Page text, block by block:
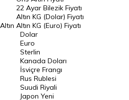
Dolar Kuru
Euro Kuru
Pound Kuru
Frank Kuru
Riyal Kuru
Avustralya Doları
Altın
22 Ayar Bilezik Fiyatı
Altın KG (Dolar) Fiyatı
Altın KG (Euro) Fiyatı
Dolar
Euro
Sterlin
Kanada Doları
İsviçre Frangı
Rus Rublesi
Suudi Riyali
Japon Yeni